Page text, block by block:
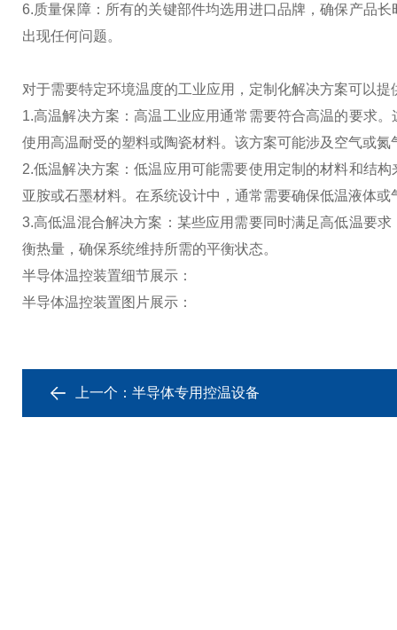
6.质量保障：所有的关键部件均选用进口品牌，确保产品
出现任何问题。
对于需要特定环境温度的工业应用，定制化解决方案可以
1.高温解决方案：高温工业应用通常需要符合高温的要求
使用高温耐受的塑料或陶瓷材料。该方案可能涉及空气或
2.低温解决方案：低温应用可能需要使用定制的材料和结
亚胺或石墨材料。在系统设计中，通常需要确保低温液体
3.高低温混合解决方案：某些应用需要同时满足高低温要
衡热量，确保系统维持所需的平衡状态。
半导体温控装置细节展示：
半导体温控装置图片展示：
上一个： 半导体专用控温设备